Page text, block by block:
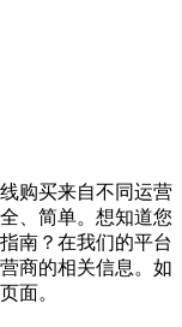
购买来自不同运营
、简单。想知道您
南？在我们的平台
商的相关信息。如
页面。